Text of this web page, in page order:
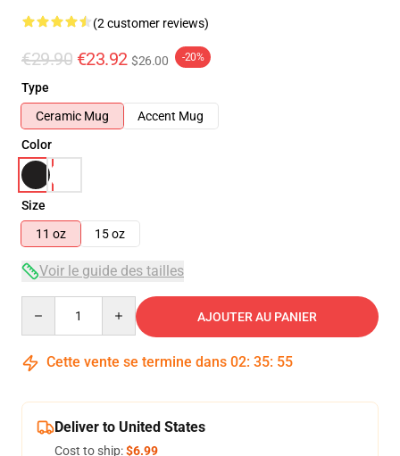
(2 customer reviews)
€29.90 €23.92 $26.00 -20%
Type
Ceramic Mug
Accent Mug
Color
Size
11 oz
15 oz
Voir le guide des tailles
AJOUTER AU PANIER
Cette vente se termine dans 02: 35: 55
Deliver to United States
Cost to ship:$6.99